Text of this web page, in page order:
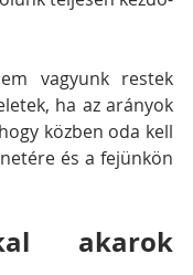
vagyunk restek
ha az arányok
közben oda kell
és a fejünkön
akarok